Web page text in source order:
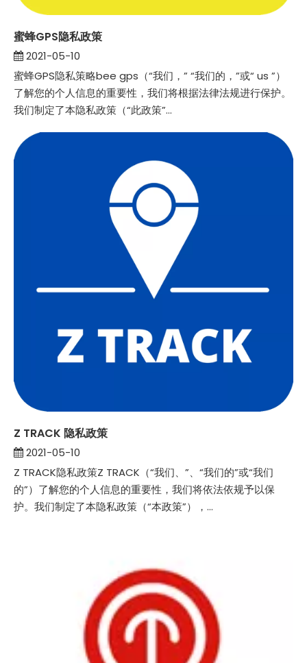
蜜蜂GPS隐私政策
2021-05-10
蜜蜂GPS隐私策略bee gps（“我们，” “我们的，”或“ us ”）
了解您的个人信息的重要性，我们将根据法律法规进行保护。
我们制定了本隐私政策（“此政策”...
Z TRACK 隐私政策
2021-05-10
Z TRACK隐私政策Z TRACK（“我们、”、“我们的”或“我们
的”）了解您的个人信息的重要性，我们将依法依规予以保
护。我们制定了本隐私政策（“本政策”），...